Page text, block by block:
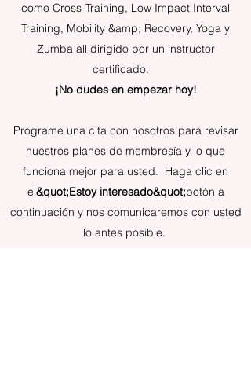
como Cross-Training, Low Impact Interval
Training, Mobility &amp; Recovery, Yoga y
Zumba all dirigido por un instructor
certificado.
¡No dudes en empezar hoy!
Programe una cita con nosotros para revisar
nuestros planes de membresía y lo que
funciona mejor para usted. Haga clic en
el&quot;Estoy interesado&quot;botón a
continuación y nos comunicaremos con usted
lo antes posible.